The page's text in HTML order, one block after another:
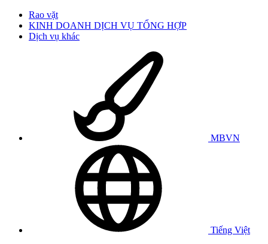
Rao vặt
KINH DOANH DỊCH VỤ TỔNG HỢP
Dịch vụ khác
MBVN
Tiếng Việt